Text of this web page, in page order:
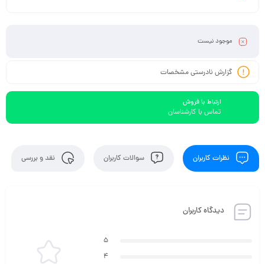
موجود نیست
گزارش نادرستی مشخصات
ارتباط با فروش
تماس با کارشناسان
نظرات کاربران سوالات کاربران نقد و بررسی
دیدگاه کاربران
5
4